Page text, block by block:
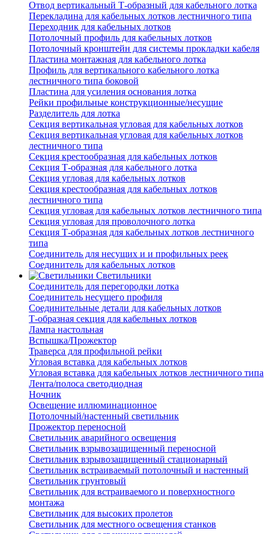
Отвод вертикальный Т-образный для кабельного лотка
Перекладина для кабельных лотков лестничного типа
Переходник для кабельных лотков
Потолочный профиль для кабельных лотков
Потолочный кронштейн для системы прокладки кабеля
Пластина монтажная для кабельного лотка
Профиль для вертикального кабельного лотка
лестничного типа боковой
Пластина для усиления основания лотка
Рейки профильные конструкционные/несущие
Разделитель для лотка
Секция вертикальная угловая для кабельных лотков
Секция вертикальная угловая для кабельных лотков
лестничного типа
Секция крестообразная для кабельных лотков
Секция Т-образная для кабельного лотка
Секция угловая для кабельных лотков
Секция крестообразная для кабельных лотков
лестничного типа
Секция угловая для кабельных лотков лестничного типа
Секция угловая для проволочного лотка
Секция Т-образная для кабельных лотков лестничного
типа
Соединитель для несущих и и профильных реек
Соединитель для кабельных лотков
Светильники
Соединитель для перегородки лотка
Соединитель несущего профиля
Соединительные детали для кабельных лотков
Т-образная секция для кабельных лотков
Лампа настольная
Вспышка/Прожектор
Траверса для профильной рейки
Угловая вставка для кабельных лотков
Угловая вставка для кабельных лотков лестничного типа
Лента/полоса светодиодная
Ночник
Освещение иллюминационное
Потолочный/настенный светильник
Прожектор переносной
Светильник аварийного освещения
Светильник взрывозащищенный переносной
Светильник взрывозащищенный стационарный
Светильник встраиваемый потолочный и настенный
Светильник грунтовый
Светильник для встраиваемого и поверхностного
монтажа
Светильник для высоких пролетов
Светильник для местного освещения станков